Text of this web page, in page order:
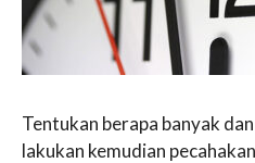
Tentukan berapa banyak
lakukan kemudian